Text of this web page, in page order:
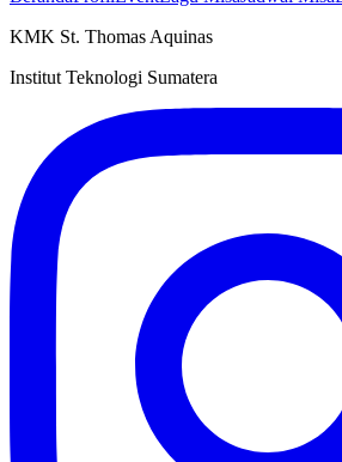
KMK St. Thomas Aquinas
Institut Teknologi Sumatera